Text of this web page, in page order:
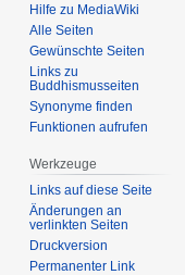
Hilfe zu MediaWiki
Alle Seiten
Gewünschte Seiten
Links zu
Buddhismusseiten
Synonyme finden
Funktionen aufrufen
Werkzeuge
Links auf diese Seite
Änderungen an
verlinkten Seiten
Druckversion
Permanenter Link